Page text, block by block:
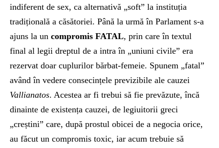
indiferent de sex, ca alternativă „soft” la instituția
tradițională a căsătoriei. Până la urmă în Parlament s-a
ajuns la un compromis FATAL, prin care în textul
final al legii dreptul de a intra în „uniuni civile” era
rezervat doar cuplurilor bărbat-femeie. Spunem „fatal”
având în vedere consecințele previzibile ale cauzei
Vallianatos. Acestea ar fi trebui să fie prevăzute, încă
dinainte de existența cauzei, de legiuitorii greci
„creștini” care, după prostul obicei de a negocia orice,
au făcut un compromis toxic, iar acum trebuie să